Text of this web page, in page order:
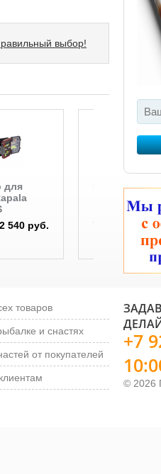
выбор!
для
2 540 руб.
Коробка
Sealed
1
товаров
и снастях
от покупателей
© 2026
+7